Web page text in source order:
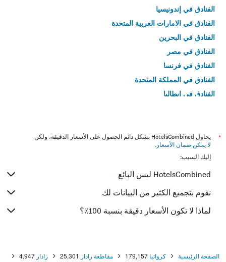
الفنادق في إندونيسيا
الفنادق في الامارات العربية المتحدة
الفنادق في البحرين
الفنادق في مصر
الفنادق في فرنسا
الفنادق في المملكة المتحدة
الفنادق في إيطاليا
*
يحاول HotelsCombined بشكل دائم الحصول على الأسعار الدقيقة، ولكن
لا يمكن ضمان الأسعار .
إليك السبب:
HotelsCombined ليس البائع
نقوم بتجميع الكثير من البيانات لك
لماذا لا تكون الأسعار دقيقة بنسبة 100٪؟
الصفحة الرئيسية كرواتيا 179,157 مقاطعة زادار 25,301 زادار 4,947